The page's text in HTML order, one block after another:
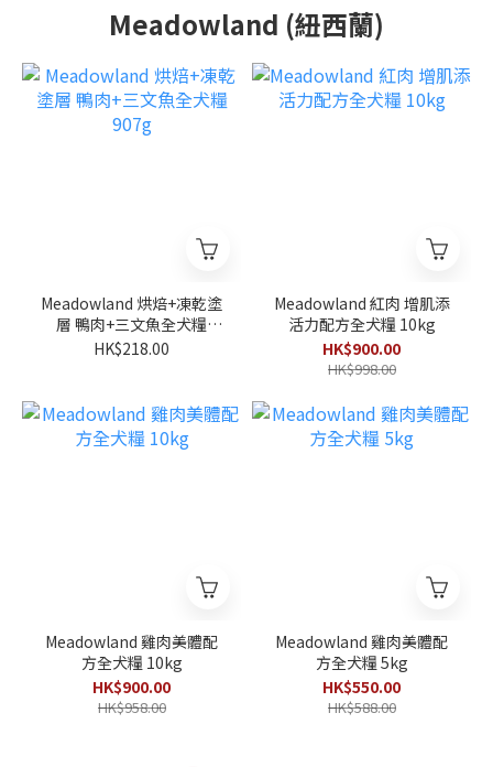
Meadowland (紐西蘭)
Meadowland 烘焙+凍乾塗
層 鴨肉+三文魚全犬糧
907g
HK$218.00
Meadowland 紅肉 增肌添
活力配方全犬糧 10kg
HK$900.00
HK$998.00
Meadowland 雞肉美體配
方全犬糧 10kg
HK$900.00
HK$958.00
Meadowland 雞肉美體配
方全犬糧 5kg
HK$550.00
HK$588.00